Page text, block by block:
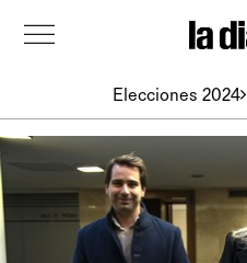
Elecciones 2024